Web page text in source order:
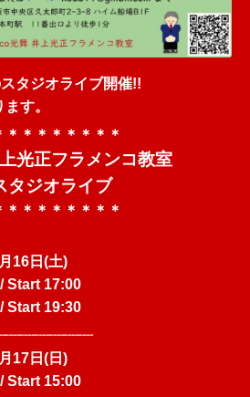
タジオライブ開催!!
す。
＊＊＊＊＊＊＊＊
光正フラメンコ教室
タジオライブ
＊＊＊＊＊＊＊＊
16日(土)
Start 17:00
Start 19:30
17日(日)
Start 15:00